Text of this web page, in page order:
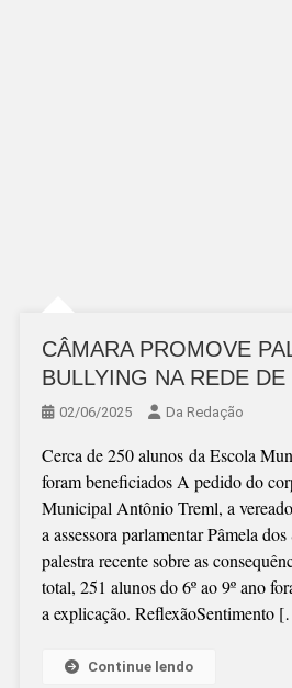
CÂMARA PROMOVE
BULLYING NA REDE
02/06/2025 Da Redação
Cerca de 250 alunos da Escola
foram beneficiados A pedido do
Municipal Antônio Treml, a
a assessora parlamentar Pâmela
palestra recente sobre as
total, 251 alunos do 6º ao 9º ano
a explicação. ReflexãoSentimento
Continue lendo